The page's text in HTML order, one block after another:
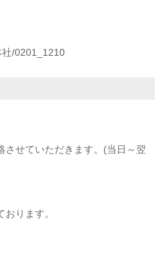
/0201_1210
させていただきます。(当日～翌
ります。